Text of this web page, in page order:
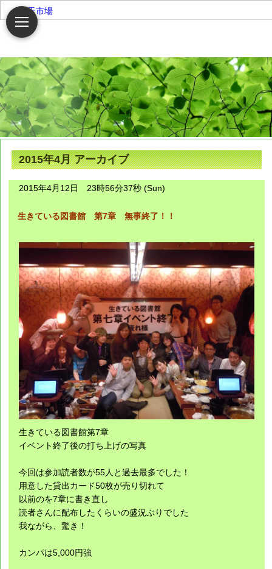
楽天市場
2015年4月 アーカイブ
2015年4月12日 23時56分37秒 (Sun)
生きている図書館 第7章 無事終了！！
生きている図書館第7章
イベント終了後の打ち上げの写真
今回は参加読者数が55人と過去最多でした！
用意した貸出カード50枚が売り切れて
以前のを7章に書き直し
読者さんに配布したくらいの盛況ぶりでした
我ながら、驚き！
カンパは5,000円強